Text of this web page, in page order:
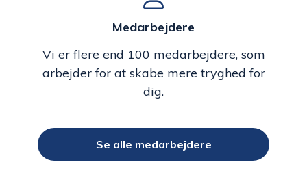
Medarbejdere
Vi er flere end 100 medarbejdere, som
arbejder for at skabe mere tryghed for
dig.
Se alle medarbejdere